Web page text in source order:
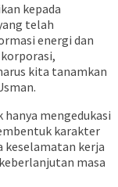
kepada
telah
energi dan
kita tanamkan
mengedukasi
karakter
keselamatan kerja
masa